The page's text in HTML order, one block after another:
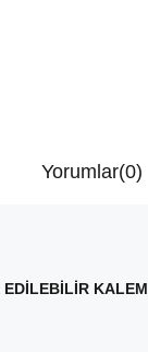
Yorumlar(0)
KALEM